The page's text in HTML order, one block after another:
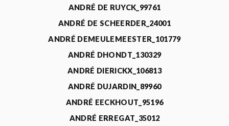
ANDRÉ DE RUYCK_99761
ANDRÉ DE SCHEERDER_24001
ANDRÉ DEMEULEMEESTER_101779
ANDRÉ DHONDT_130329
ANDRÉ DIERICKX_106813
ANDRÉ DUJARDIN_89960
ANDRÉ EECKHOUT_95196
ANDRÉ ERREGAT_35012